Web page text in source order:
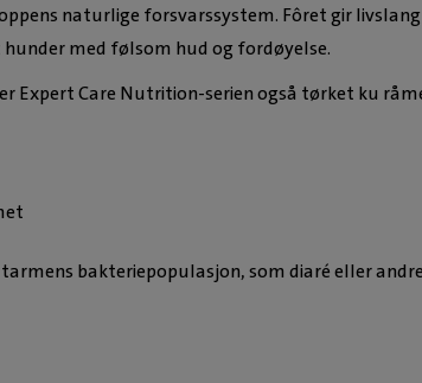
naturlige forsvarssystem. Fôret gir
med følsom hud og fordøyelse.
Expert Care Nutrition-serien også tørket ku
tarmens bakteriepopulasjon, som diaré eller